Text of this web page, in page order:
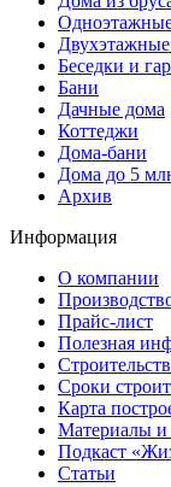
Беседки и
Бани
Дачные дома
Коттеджи
Дома-бани
Дома до 5
Архив
Информация
О компании
Прайс-лист
Полезная
Сроки
Карта
Материалы и
Подкаст
Статьи